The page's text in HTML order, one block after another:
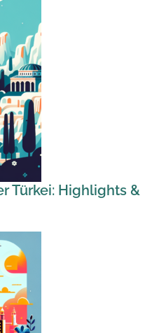
Türkei: Highlights &